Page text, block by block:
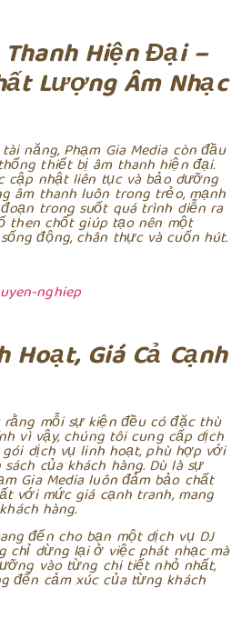
Hiện Đại –
Lượng Âm Nhạc
năng, Phạm Gia Media còn đầu
thiết bị âm thanh hiện đại.
cập nhật liên tục và bảo dưỡng
âm thanh luôn trong trẻo, mạnh
trong suốt quá trình diễn ra
then chốt giúp tạo nên một
động, chân thực và cuốn hút.
Hoạt, Giá Cả Cạnh
rằng mỗi sự kiện đều có đặc thù
vì vậy, chúng tôi cung cấp dịch
dịch vụ linh hoạt, phù hợp với
của khách hàng. Dù là sự
Gia Media luôn đảm bảo chất
với mức giá cạnh tranh, mang
hàng.
đến cho bạn một dịch vụ DJ
chỉ dừng lại ở việc phát nhạc mà
vào từng chi tiết nhỏ nhất,
đến cảm xúc của từng khách